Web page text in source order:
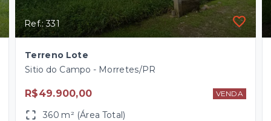
Ref.: 331
Terreno Lote
Sitio do Campo - Morretes/PR
R$49.900,00 VENDA
360 m² (Área Total)